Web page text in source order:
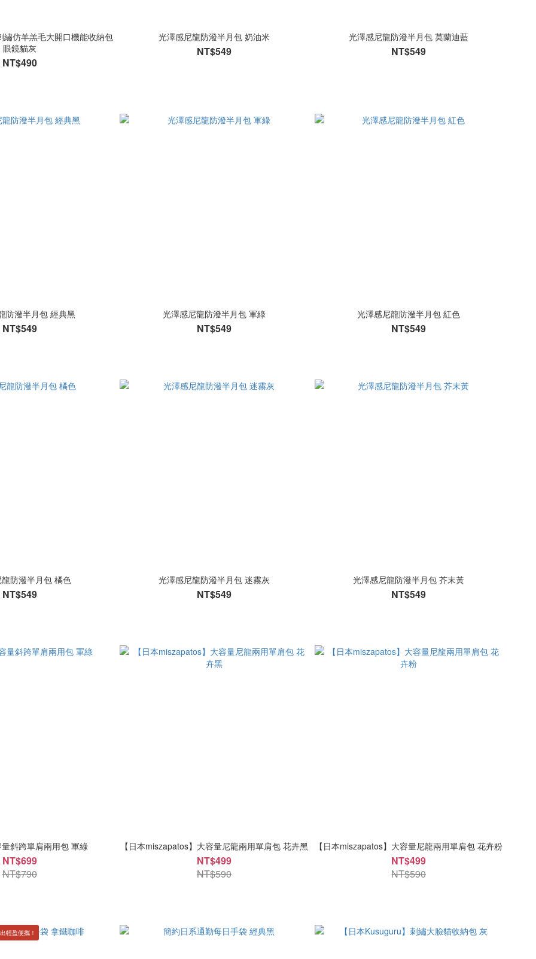
繡仿羊羔毛大開口機能收納包
眼鏡貓灰
NT$490
光澤感尼龍防潑半月包 奶油米
NT$549
光澤感尼龍防潑半月包 莫蘭迪藍
NT$549
防潑半月包 經典黑
NT$549
光澤感尼龍防潑半月包 軍綠
NT$549
光澤感尼龍防潑半月包 紅色
NT$549
防潑半月包 橘色
NT$549
光澤感尼龍防潑半月包 迷霧灰
NT$549
光澤感尼龍防潑半月包 芥末黃
NT$549
斜跨單肩兩用包 軍綠
NT$699
NT$790
【日本miszapatos】大容量尼龍兩用單肩包 花卉黑
NT$499
NT$590
【日本miszapatos】大容量尼龍兩用單肩包 花卉粉
NT$499
NT$590
輕盈便攜！